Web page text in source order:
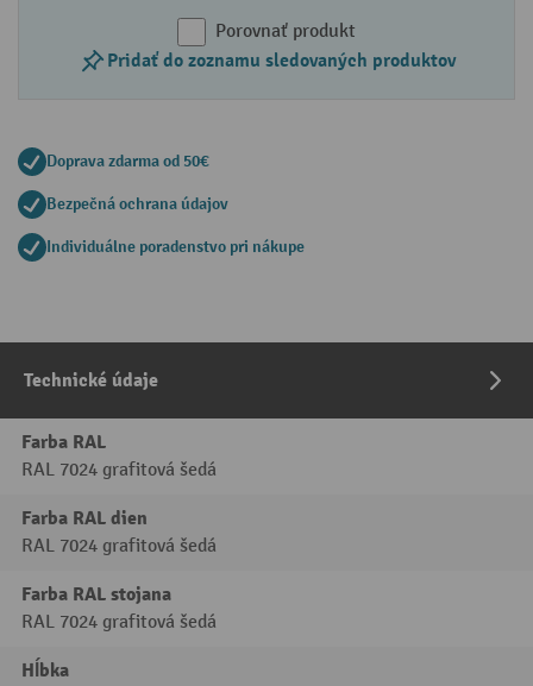
Porovnať produkt
Pridať do zoznamu sledovaných produktov
Doprava zdarma od 50€
Bezpečná ochrana údajov
Individuálne poradenstvo pri nákupe
Technické údaje
Farba RAL
RAL 7024 grafitová šedá
Farba RAL dien
RAL 7024 grafitová šedá
Farba RAL stojana
RAL 7024 grafitová šedá
Hĺbka